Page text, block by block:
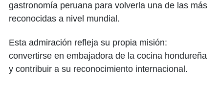
gastronomía peruana para volverla una de las más
reconocidas a nivel mundial.
Esta admiración refleja su propia misión:
convertirse en embajadora de la cocina hondureña
y contribuir a su reconocimiento internacional.